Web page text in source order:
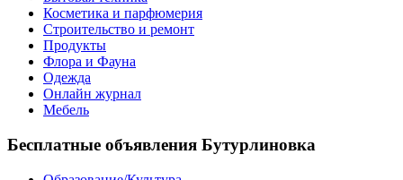
Косметика и парфюмерия
Строительство и ремонт
Продукты
Флора и Фауна
Одежда
Онлайн журнал
Мебель
Бесплатные объявления Бутурлиновка